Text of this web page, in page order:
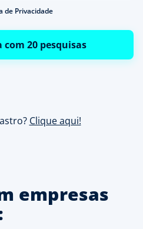
de Privacidade
com 20 pesquisas
Clique aqui!
empresas